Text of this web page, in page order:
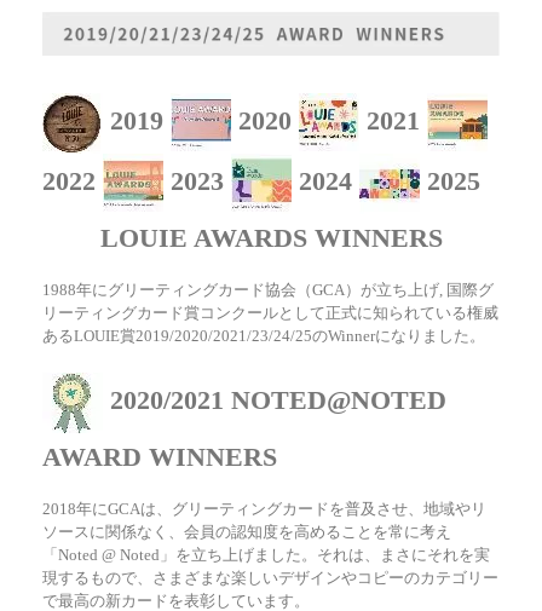
2019 2020 2021
2022 2023 2024
2025
LOUIE AWARDS WINNERS
1988年にグリーティングカード協会（GCA）が立ち上げ, 国際グ
リーティングカード賞コンクールとして正式に知られている権威
あるLOUIE賞2019/2020/2021/23/24/25のWinnerになりました。
2020/2021 NOTED@NOTED
AWARD WINNERS
2018年にGCAは、グリーティングカードを普及させ、地域やリ
ソースに関係なく、会員の認知度を高めることを常に考え
「Noted @ Noted」を立ち上げました。それは、まさにそれを実
現するもので、さまざまな楽しいデザインやコピーのカテゴリー
で最高の新カードを表彰しています。